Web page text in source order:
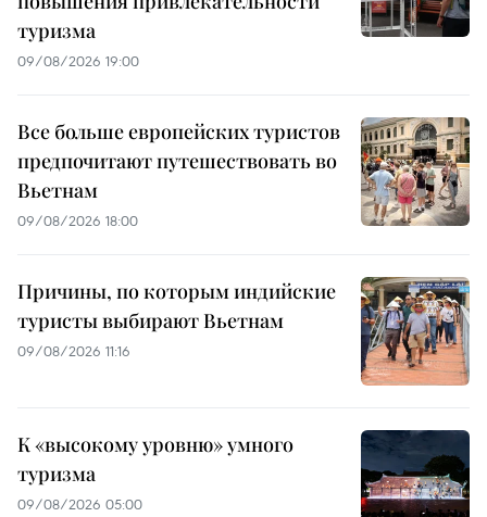
туризма
09/08/2026 19:00
Все больше европейских туристов
предпочитают путешествовать во
Вьетнам
09/08/2026 18:00
Причины, по которым индийские
туристы выбирают Вьетнам
09/08/2026 11:16
К «высокому уровню» умного
туризма
09/08/2026 05:00